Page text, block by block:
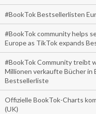
#BookTok Bestsellerlisten
#BookTok community helps
Europe as TikTok expands
#BookTok Community treibt
Millionen verkaufte Bücher in
Bestsellerliste
Offizielle BookTok-Charts
(UK)